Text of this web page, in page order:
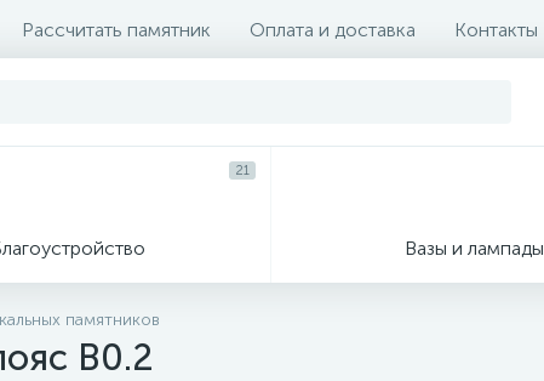
Рассчитать памятник Оплата и доставка Контакты
21
Вазы и лампады
памятников
В0.2